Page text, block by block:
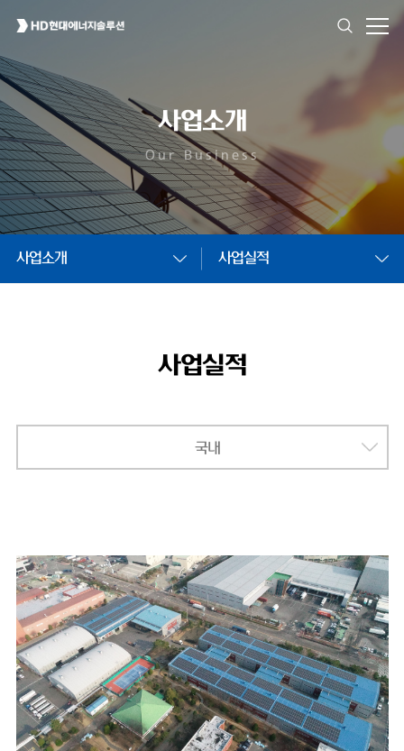
사업소개
Our Business
사업소개 사업실적
사업실적
국내